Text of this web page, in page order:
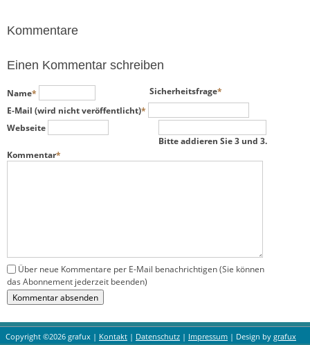
Kommentare
Einen Kommentar schreiben
Pflichtfeld
Name*
Pflichtfeld
E-Mail (wird nicht veröffentlicht)*
Webseite
Pflichtfeld
Sicherheitsfrage*
Bitte addieren Sie 3 und 3.
Pflichtfeld
Kommentar*
Über neue Kommentare per E-Mail benachrichtigen (Sie können
das Abonnement jederzeit beenden)
Kommentar absenden
Copyright ©2026 grafux | Kontakt | Datenschutz | Impressum | Design by grafux